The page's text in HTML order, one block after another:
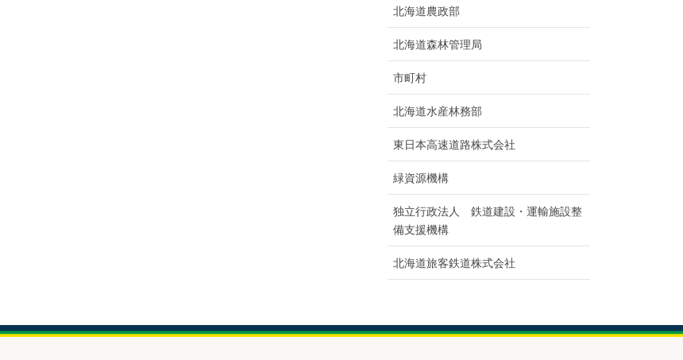
北海道農政部
北海道森林管理局
市町村
北海道水産林務部
東日本高速道路株式会社
緑資源機構
独立行政法人 鉄道建設・運輸施設整
備支援機構
北海道旅客鉄道株式会社